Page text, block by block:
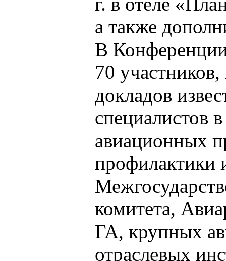
а также
В
70
докладов
специалистов
авиационных
профилактики
комитета,
ГА, крупных
отраслевых